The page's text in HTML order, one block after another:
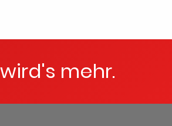
mehr.